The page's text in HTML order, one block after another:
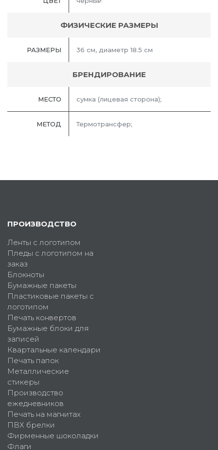
ФИЗИЧЕСКИЕ РАЗМЕРЫ
РАЗМЕРЫ 36 см, диаметр 18.5 см
БРЕНДИРОВАНИЕ
МЕСТО сумка (лицевая сторона);
МЕТОД Термотрансфер;
ПРОИЗВОДСТВО
Ленты с логотипом
Пледы с логотипом на
заказ
Блокноты
Бумажные пакеты
Пластиковые пакеты с
логотипом
Печать конвертов
Бумажные блоки для
записей
Квартальные календари
Печать папок
Металлические
стикеры
Производство
ежедневников
Печать на магнитах
ПВХ брелки
Фирменные шоколадки
Флаги